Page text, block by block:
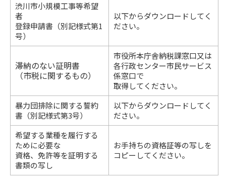
渋川市小規模工事等希望
者
登録申請書（別記様式第1
号）
以下からダウンロードしてく
ださい。
滞納のない証明書
（市税に関するもの）
市役所本庁舎納税課窓口又は
各行政センター市民サービス
係窓口で
取得してください。
暴力団排除に関する誓約
書（別記様式第3号）
以下からダウンロードしてく
ださい。
希望する業種を履行する
ために必要な
資格、免許等を証明する
書類の写し
お手持ちの資格証等の写しを
コピーしてください。